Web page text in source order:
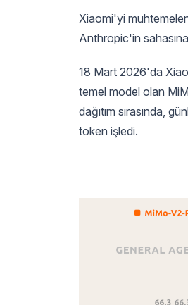
Xiaomi'yi
Anthropic'in
18 Mart 2026'da
temel model olan
dağıtım sırasında,
token işledi.